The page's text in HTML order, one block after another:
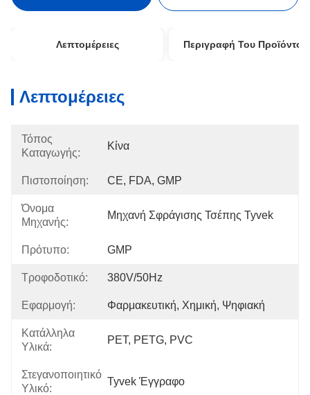
Λεπτομέρειες Περιγραφή Του Προϊόντος
Λεπτομέρειες
Τόπος
Καταγωγής:
Κίνα
Πιστοποίηση: CE, FDA, GMP
Όνομα
Μηχανής:
Μηχανή Σφράγισης Τσέπης Tyvek
Πρότυπο: GMP
Τροφοδοτικό: 380V/50Hz
Εφαρμογή: Φαρμακευτική, Χημική, Ψηφιακή
Κατάλληλα
Υλικά:
PET, PETG, PVC
Στεγανοποιητικό
Υλικό:
Tyvek Έγγραφο